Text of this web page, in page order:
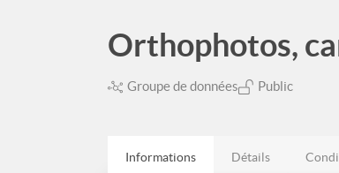
Orthophotos,
Groupe de données Public
Informations Détails